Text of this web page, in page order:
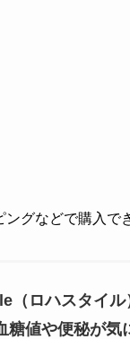
グなどで購入で
（ロハスタイ
糖値や便秘が